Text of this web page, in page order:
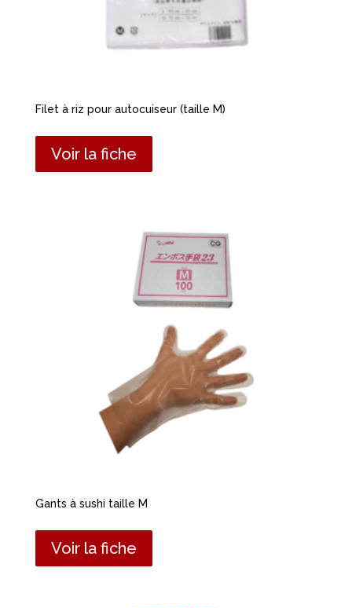
Filet à riz pour autocuiseur (taille M)
Voir la fiche
Gants à sushi taille M
Voir la fiche